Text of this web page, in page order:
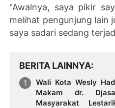
"Awalnya, saya pikir
melihat pengunjung lain
saya sadari sedang
BERITA LAINNYA
Wali Kota Wesly
Makam dr.
Masyarakat